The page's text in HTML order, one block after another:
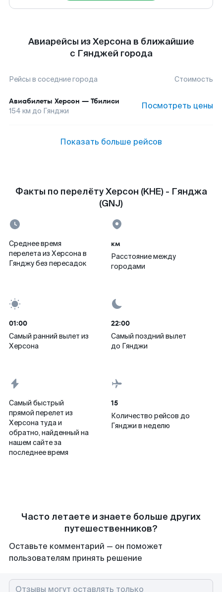
Авиарейсы из Херсона в ближайшие
с Гянджей города
Рейсы в соседние города Стоимость
Авиабилеты Херсон — Тбилиси
154 км до Гянджи Посмотреть цены
Показать больше рейсов
Факты по перелёту Херсон (KHE) - Гянджа
(GNJ)
Среднее время
перелета из Херсона в
Гянджу без пересадок
км
Расстояние между
городами
01:00
Самый ранний вылет из
Херсона
22:00
Самый поздний вылет
до Гянджи
Самый быстрый
прямой перелет из
Херсона туда и
обратно, найденный на
нашем сайте за
последнее время
15
Количество рейсов до
Гянджи в неделю
Часто летаете и знаете больше других
путешественников?
Оставьте комментарий — он поможет
пользователям принять решение